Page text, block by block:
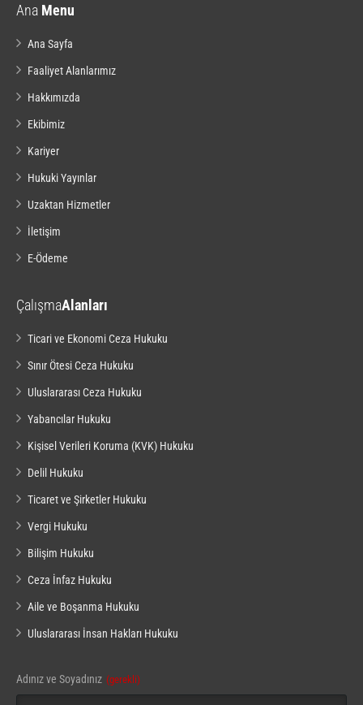
Ana Menu
Ana Sayfa
Faaliyet Alanlarımız
Hakkımızda
Ekibimiz
Kariyer
Hukuki Yayınlar
Uzaktan Hizmetler
İletişim
E-Ödeme
ÇalışmaAlanları
Ticari ve Ekonomi Ceza Hukuku
Sınır Ötesi Ceza Hukuku
Uluslararası Ceza Hukuku
Yabancılar Hukuku
Kişisel Verileri Koruma (KVK) Hukuku
Delil Hukuku
Ticaret ve Şirketler Hukuku
Vergi Hukuku
Bilişim Hukuku
Ceza İnfaz Hukuku
Aile ve Boşanma Hukuku
Uluslararası İnsan Hakları Hukuku
Adınız ve Soyadınız (gerekli)